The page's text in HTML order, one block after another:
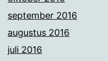
september 2016
augustus 2016
juli 2016